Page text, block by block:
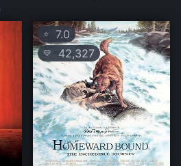
⭐ 7.0
💛 42,327